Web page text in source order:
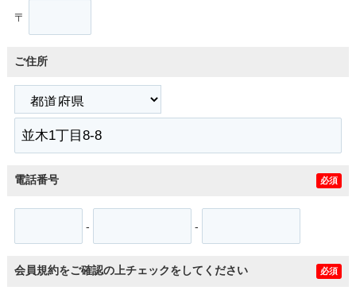
〒
ご住所
電話番号 必須
- -
会員規約をご確認の上チェックをしてください 必須